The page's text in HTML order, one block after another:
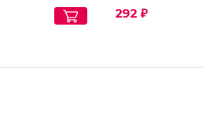
292 ₽